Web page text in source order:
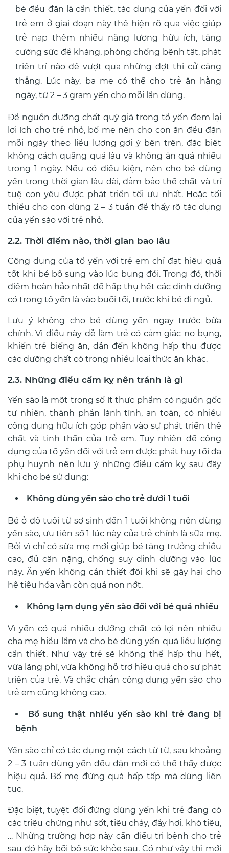
bé đều đặn là cần thiết, tác dụng của yến đối với
trẻ em ở giai đoạn này thể hiện rõ qua việc giúp
trẻ nạp thêm nhiều năng lượng hữu ích, tăng
cường sức đề kháng, phòng chống bệnh tật, phát
triển trí não để vượt qua những đợt thi cử căng
thẳng. Lúc này, ba mẹ có thể cho trẻ ăn hằng
ngày, từ 2 – 3 gram yến cho mỗi lần dùng.
Để nguồn dưỡng chất quý giá trong tổ yến đem lại
lợi ích cho trẻ nhỏ, bố mẹ nên cho con ăn đều đặn
mỗi ngày theo liều lượng gợi ý bên trên, đặc biệt
không cách quãng quá lâu và không ăn quá nhiều
trong 1 ngày. Nếu có điều kiện, nên cho bé dùng
yến trong thời gian lâu dài, đảm bảo thể chất và trí
tuệ con yêu được phát triển tối ưu nhất. Hoặc tối
thiểu cho con dùng 2 – 3 tuần để thấy rõ tác dụng
của yến sào với trẻ nhỏ.
2.2. Thời điểm nào, thời gian bao lâu
Công dụng của tổ yến với trẻ em chỉ đạt hiệu quả
tốt khi bé bổ sung vào lúc bụng đói. Trong đó, thời
điểm hoàn hảo nhất để hấp thụ hết các dinh dưỡng
có trong tổ yến là vào buổi tối, trước khi bé đi ngủ.
Lưu ý không cho bé dùng yến ngay trước bữa
chính. Vì điều này dễ làm trẻ có cảm giác no bụng,
khiến trẻ biếng ăn, dẫn đến không hấp thu được
các dưỡng chất có trong nhiều loại thức ăn khác.
2.3. Những điều cấm kỵ nên tránh là gì
Yến sào là một trong số ít thực phẩm có nguồn gốc
tự nhiên, thành phần lành tính, an toàn, có nhiều
công dụng hữu ích góp phần vào sự phát triển thể
chất và tinh thần của trẻ em. Tuy nhiên để công
dụng của tổ yến đối với trẻ em được phát huy tối đa
phụ huynh nên lưu ý những điều cấm kỵ sau đây
khi cho bé sử dụng:
Không dùng yến sào cho trẻ dưới 1 tuổi
Bé ở độ tuổi từ sơ sinh đến 1 tuổi không nên dùng
yến sào, ưu tiên số 1 lúc này của trẻ chính là sữa mẹ.
Bởi vì chỉ có sữa mẹ mới giúp bé tăng trưởng chiều
cao, đủ cân nặng, chống suy dinh dưỡng vào lúc
này. Ăn yến không cần thiết đôi khi sẽ gây hại cho
hệ tiêu hóa vẫn còn quá non nớt.
Không lạm dụng yến sào đối với bé quá nhiều
Vì yến có quá nhiều dưỡng chất có lợi nên nhiều
cha mẹ hiểu lầm và cho bé dùng yến quá liều lượng
cần thiết. Như vậy trẻ sẽ không thể hấp thụ hết,
vừa lãng phí, vừa không hỗ trợ hiệu quả cho sự phát
triển của trẻ. Và chắc chắn công dụng yến sào cho
trẻ em cũng không cao.
Bổ sung thật nhiều yến sào khi trẻ đang bị
bệnh
Yến sào chỉ có tác dụng một cách từ từ, sau khoảng
2 – 3 tuần dùng yến đều đặn mới có thể thấy được
hiệu quả. Bố mẹ đừng quá hấp tấp mà dùng liên
tục.
Đặc biệt, tuyệt đối đừng dùng yến khi trẻ đang có
các triệu chứng như sốt, tiêu chảy, đầy hơi, khó tiêu,
… Những trường hợp này cần điều trị bệnh cho trẻ
sau đó hãy bồi bổ sức khỏe sau. Có như vậy thì mới